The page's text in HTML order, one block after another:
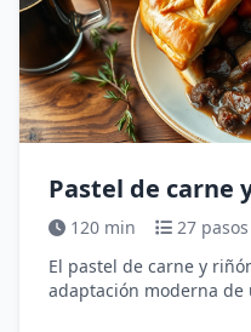
Pastel de carne
120 min
27 pasos
El pastel de carne y
adaptación moderna